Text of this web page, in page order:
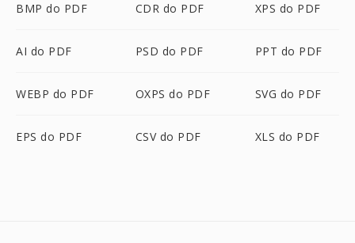
BMP do PDF CDR do PDF XPS do PDF
AI do PDF PSD do PDF PPT do PDF
WEBP do PDF OXPS do PDF SVG do PDF
EPS do PDF CSV do PDF XLS do PDF